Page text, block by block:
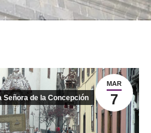
MAR
7
Señora de la Concepción